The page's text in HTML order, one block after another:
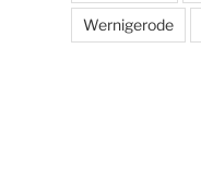
Wernigerode